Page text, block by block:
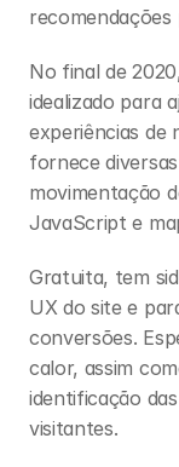
recomendações
No final de
idealizado para
experiências de
fornece
movimentação
JavaScript e
Gratuita, tem
UX do site e
conversões.
calor, assim
identificação
visitantes.